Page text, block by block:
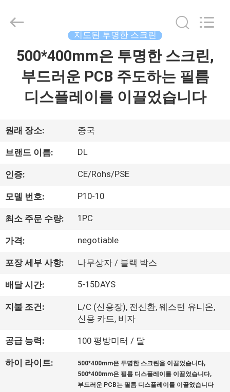
VR
우
리
에
대
하
여
공
장
2026
Co.,Ltd.
지도된 투명한 스크린
500*400mm은 투명한 스크린,
부드러운 PCB 주도하는 필름
디스플레이를 이끌었습니다
원래 장소: 중국
브랜드 이름: DL
인증: CE/Rohs/PSE
모델 번호: P10-10
최소 주문 수량: 1PC
가격: negotiable
포장 세부 사항: 나무상자 / 블랙 박스
배달 시간: 5-15DAYS
지불 조건:
L/C (신용장), 전신환, 웨스턴 유니온,
신용 카드, 비자
공급 능력: 100 평방미터 / 달
하이 라이트: 500*400mm은 투명한 스크린을 이끌었습니다,
500*400mm은 필름 디스플레이를 이끌었습니다,
부드러운 PCB는 필름 디스플레이를 이끌었습니다